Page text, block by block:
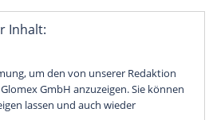
Inhalt:
um den von unserer Redaktion
GmbH anzuzeigen. Sie können
lassen und auch wieder